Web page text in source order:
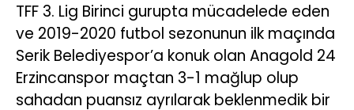
TFF 3. Lig Birinci gurupta mücadelede eden
ve 2019-2020 futbol sezonunun ilk maçında
Serik Belediyespor’a konuk olan Anagold 24
Erzincanspor maçtan 3-1 mağlup olup
sahadan puansız ayrılarak beklenmedik bir